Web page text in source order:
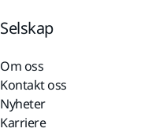
Selskap
Om oss
Kontakt oss
Nyheter
Karriere